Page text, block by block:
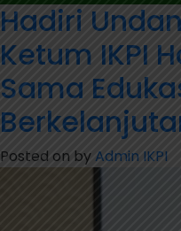
Hadiri
Ketum IKPI
Sama
Posted on byAdmin IKPI